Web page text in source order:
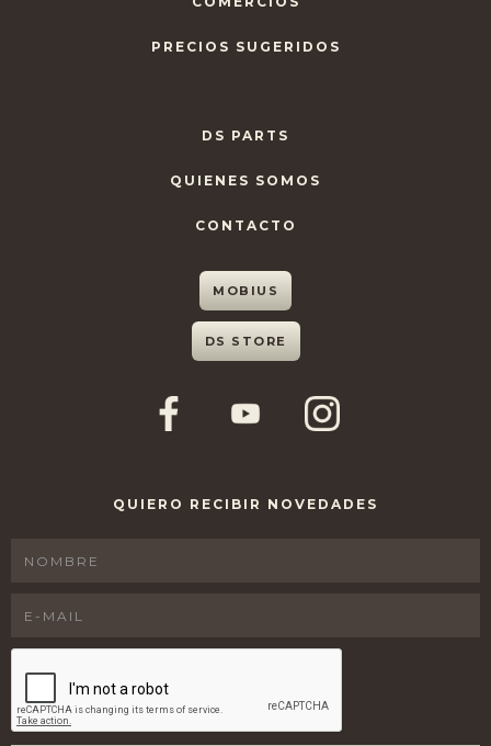
PRECIOS SUGERIDOS
DS PARTS
QUIENES SOMOS
CONTACTO
MOBIUS
DS STORE
QUIERO RECIBIR NOVEDADES